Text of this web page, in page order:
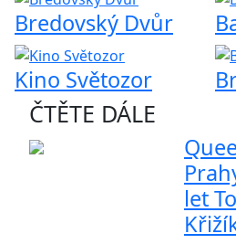
Bredovský Dvůr
Kino Světozor
ČTĚTE DÁLE
let